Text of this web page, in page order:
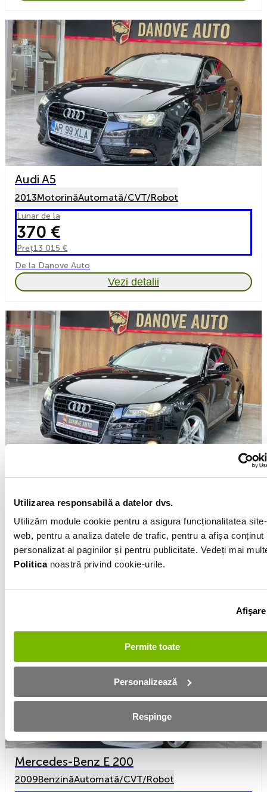
Utilizarea responsabilă a datelor dvs.
Utilizăm module cookie pentru a asigura funcționalitatea
web, pentru a analiza datele de trafic, pentru a afișa conținut
personalizat al paginilor și pentru publicitate. Vedeți mai
Politicanoastră privind cookie-urile.
Afişare
Permite toate
Personalizează
Respinge
Audi A5
2013MotorinăAutomată/CVT/Robot
Lunar de la
370 €
Preț13 015 €
De la Danove Auto
Vezi detalii
Lunar de la
227 €
Preț 7 008 €
De la Danove Auto
Mercedes-Benz E 200
2009BenzinăAutomată/CVT/Robot